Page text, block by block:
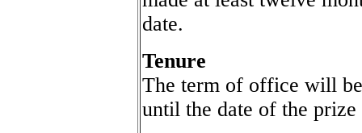
date.
Tenure
The term of office will
until the date of the prize